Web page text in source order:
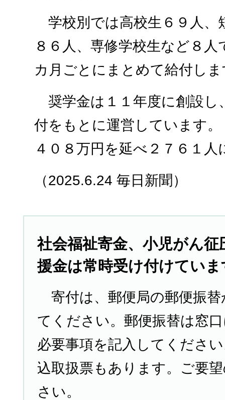
学校別では高校生６９人、
８６人、専修学校生など８
カ月ごとにまとめて給付し
奨学金は１１年度に創設し
付をもとに運営しています
４０８万円を延べ２７６１
（2025.6.24 毎日新聞）
社会福祉寄金、小児がん征
援金は常時受け付けていま
寄付は、郵便局の郵便振替
てください。郵便振替は窓
必要事項を記入してくださ
込取扱票もあります。ご要
さい。